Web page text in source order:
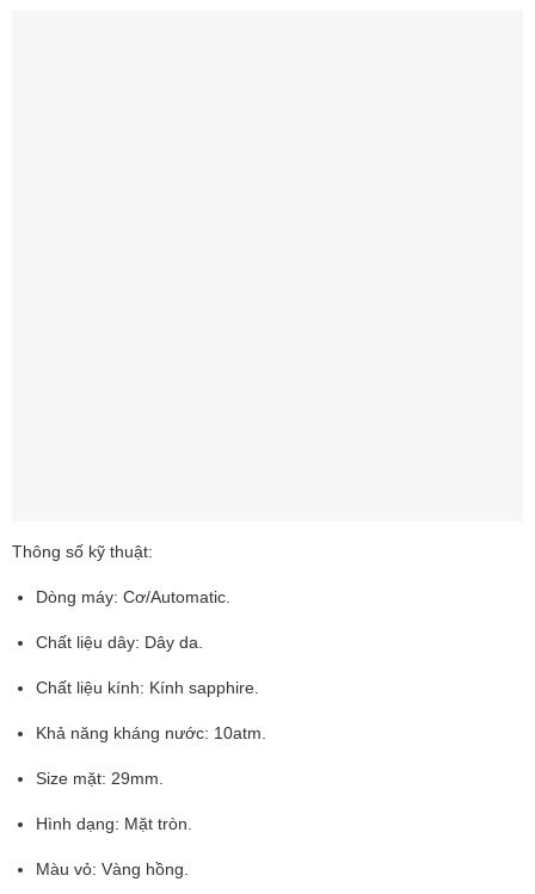
Thông số kỹ thuật:
Dòng máy: Cơ/Automatic.
Chất liệu dây: Dây da.
Chất liệu kính: Kính sapphire.
Khả năng kháng nước: 10atm.
Size mặt: 29mm.
Hình dạng: Mặt tròn.
Màu vỏ: Vàng hồng.